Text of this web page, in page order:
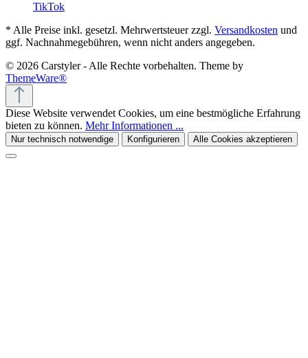
TikTok
* Alle Preise inkl. gesetzl. Mehrwertsteuer zzgl. Versandkosten und
ggf. Nachnahmegebühren, wenn nicht anders angegeben.
© 2026 Carstyler - Alle Rechte vorbehalten. Theme by
ThemeWare®
Diese Website verwendet Cookies, um eine bestmögliche Erfahrung
bieten zu können. Mehr Informationen ...
Nur technisch notwendige Konfigurieren Alle Cookies akzeptieren